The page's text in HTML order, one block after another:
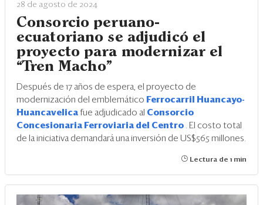
28 de agosto de 2024
Consorcio peruano-
ecuatoriano se adjudicó el
proyecto para modernizar el
“Tren Macho”
Después de 17 años de espera, el proyecto de
modernización del emblemático Ferrocarril Huancayo-
Huancavelica fue adjudicado al Consorcio
Concesionaria Ferroviaria del Centro . El costo total
de la iniciativa demandará una inversión de US$565 millones.
Lectura de 1 min